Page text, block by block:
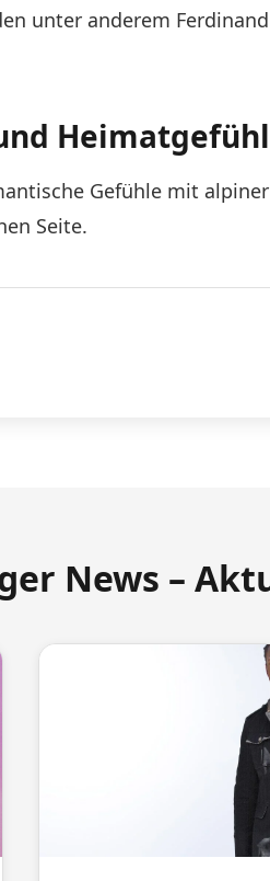
unter anderem
Heimatgefühl
Gefühle mit
Seite.
News –